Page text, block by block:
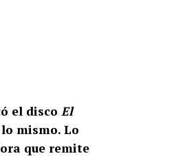
el disco El
mismo. Lo
que remite